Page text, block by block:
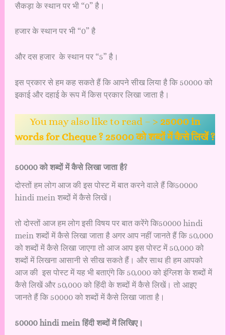
सैकड़ा के स्थान पर भी “0” है।
हजार के स्थान पर भी “0” है
और दस हजार के स्थान पर “5” है।
इस प्रकार से हम कह सकते हैं कि आपने सीख लिया है कि 50000 को
इकाई और दहाई के रूप में किस प्रकार लिखा जाता है।
You may also like to read – > 25000 in
words for Cheque ? 25000 को शब्दों में कैसे लिखें ?
50000 को शब्दों में कैसे लिखा जाता है?
दोस्तों हम लोग आज की इस पोस्ट में बात करने वाले हैं कि50000
hindi mein शब्दों में कैसे लिखें।
तो दोस्तों आज हम लोग इसी विषय पर बात करेंगे कि50000 hindi
mein शब्दों में कैसे लिखा जाता है अगर आप नहीं जानते हैं कि 50,000
को शब्दों में कैसे लिखा जाएगा तो आज आप इस पोस्ट में 50,000 को
शब्दों में लिखना आसानी से सीख सकते हैं। और साथ ही हम आपको
आज की इस पोस्ट में यह भी बताएंगे कि 50,000 को इंग्लिश के शब्दों में
कैसे लिखें और 50,000 को हिंदी के शब्दों में कैसे लिखें। तो आइए
जानते हैं कि 50000 को शब्दों में कैसे लिखा जाता है।
50000 hindi mein हिंदी शब्दों में लिखिए।